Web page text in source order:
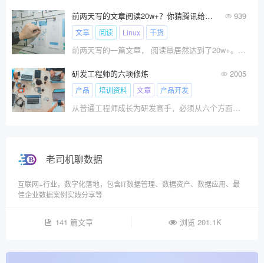
前两天写的文章阅读20w+？你猜腾讯给了我多少钱？ 939
文章 阅读 Linux 干货
前两天写的一篇文章， 阅读量居然达到了20w+。你猜收益是多少？
研发工程师的六项修炼 2005
产品 培训资料 文章 产品开发
从普通工程师成长为研发高手，必须从六个方面进行修炼：\x0d\x0a新产品开发流程\x0d\x0a产品设计和产品创新\x0d\x0a项目管理和风险管理\x0d\x0a同理心和需求理解\x0d\x0a评审决策\x0d\x0a系统思维\x0d\x0a本文，将为您提供六项修炼的详细解读，以及培训资料，帮助您快速构建研发高手必备的知识体系！
老司机聊数据
互联网+行业，数字化落地，包含IT数据管理、数据资产、数据应用、最
佳企业数据案例实践分享等
141 篇文章 浏览 201.1K